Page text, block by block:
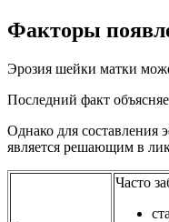
Факторы
Эрозия шейки матки
Последний факт
Однако для составления
является решающим в
Часто